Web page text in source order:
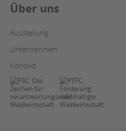
Über uns
Ausstellung
Unternehmen
Kontakt